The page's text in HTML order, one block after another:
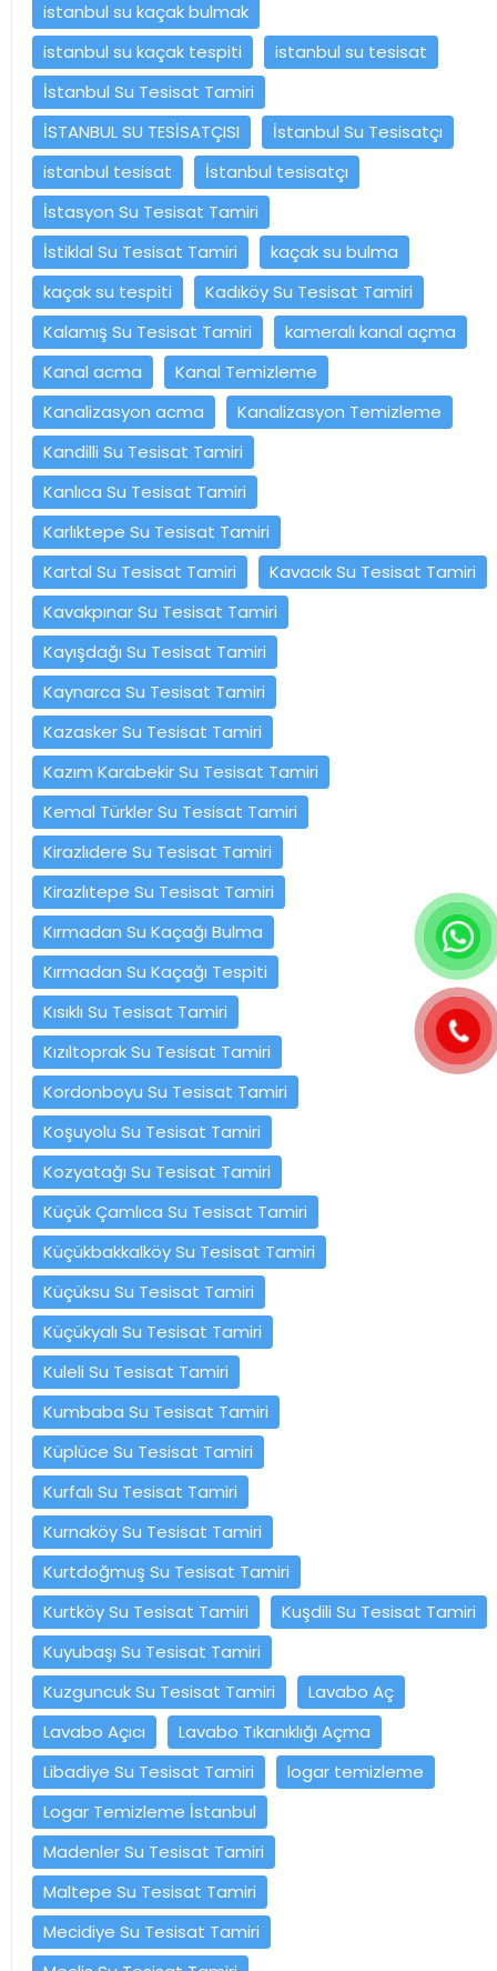
istanbul su kaçak bulmak
istanbul su kaçak tespiti
istanbul su tesisat
İstanbul Su Tesisat Tamiri
İSTANBUL SU TESİSATÇISI
İstanbul Su Tesisatçı
istanbul tesisat
İstanbul tesisatçı
İstasyon Su Tesisat Tamiri
İstiklal Su Tesisat Tamiri
kaçak su bulma
kaçak su tespiti
Kadıköy Su Tesisat Tamiri
Kalamış Su Tesisat Tamiri
kameralı kanal açma
Kanal acma
Kanal Temizleme
Kanalizasyon acma
Kanalizasyon Temizleme
Kandilli Su Tesisat Tamiri
Kanlıca Su Tesisat Tamiri
Karlıktepe Su Tesisat Tamiri
Kartal Su Tesisat Tamiri
Kavacık Su Tesisat Tamiri
Kavakpınar Su Tesisat Tamiri
Kayışdağı Su Tesisat Tamiri
Kaynarca Su Tesisat Tamiri
Kazasker Su Tesisat Tamiri
Kazım Karabekir Su Tesisat Tamiri
Kemal Türkler Su Tesisat Tamiri
Kirazlıdere Su Tesisat Tamiri
Kirazlıtepe Su Tesisat Tamiri
Kırmadan Su Kaçağı Bulma
Kırmadan Su Kaçağı Tespiti
Kısıklı Su Tesisat Tamiri
Kızıltoprak Su Tesisat Tamiri
Kordonboyu Su Tesisat Tamiri
Koşuyolu Su Tesisat Tamiri
Kozyatağı Su Tesisat Tamiri
Küçük Çamlıca Su Tesisat Tamiri
Küçükbakkalköy Su Tesisat Tamiri
Küçüksu Su Tesisat Tamiri
Küçükyalı Su Tesisat Tamiri
Kuleli Su Tesisat Tamiri
Kumbaba Su Tesisat Tamiri
Küplüce Su Tesisat Tamiri
Kurfalı Su Tesisat Tamiri
Kurnaköy Su Tesisat Tamiri
Kurtdoğmuş Su Tesisat Tamiri
Kurtköy Su Tesisat Tamiri
Kuşdili Su Tesisat Tamiri
Kuyubaşı Su Tesisat Tamiri
Kuzguncuk Su Tesisat Tamiri
Lavabo Aç
Lavabo Açıcı
Lavabo Tıkanıklığı Açma
Libadiye Su Tesisat Tamiri
logar temizleme
Logar Temizleme İstanbul
Madenler Su Tesisat Tamiri
Maltepe Su Tesisat Tamiri
Mecidiye Su Tesisat Tamiri